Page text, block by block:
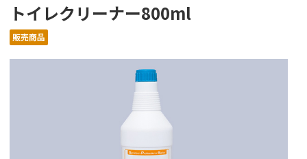
トイレクリーナー800ml
販売商品